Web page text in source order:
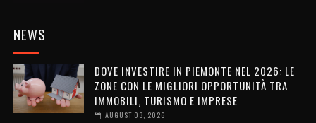
NEWS
DOVE INVESTIRE IN PIEMONTE NEL 2026: LE
ZONE CON LE MIGLIORI OPPORTUNITÀ TRA
IMMOBILI, TURISMO E IMPRESE
AUGUST 03, 2026